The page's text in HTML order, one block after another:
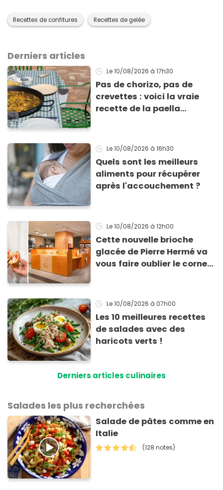
Recettes de confitures Recettes de gelée
Derniers articles
Le 10/08/2026 à 17h30
Pas de chorizo, pas de
crevettes : voici la vraie
recette de la paella
Le 10/08/2026 à 16h30
Quels sont les meilleurs
aliments pour récupérer
après l'accouchement ?
Le 10/08/2026 à 12h00
Cette nouvelle brioche
glacée de Pierre Hermé va
vous faire oublier le cornet
Le 10/08/2026 à 07h00
Les 10 meilleures recettes
de salades avec des
haricots verts !
Derniers articles culinaires
Salades les plus recherchées
Salade de pâtes comme en
Italie
(128 notes)